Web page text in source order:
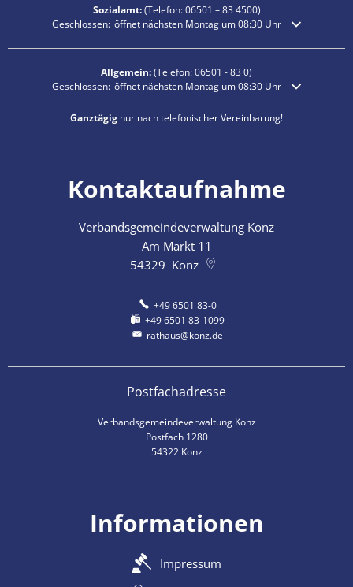
Sozialamt:(Telefon:06501 – 834500)
Klicken, um weitere Öffnungs- oder Schließzeiten auszublenden
Geschlossen: öffnet nächsten Montag um 08:30 Uhr
Allgemein:(Telefon:06501 - 83 0)
Klicken, um weitere Öffnungs- oder Schließzeiten auszublenden
Geschlossen: öffnet nächsten Montag um 08:30 Uhr
Ganztägig nur nach telefonischer Vereinbarung!
Kontaktaufnahme
Verbandsgemeindeverwaltung Konz
Am Markt 11
54329 Konz
+49 6501 83-0
+49 6501 83-1099
rathaus@konz.de
Postfachadresse
Verbandsgemeindeverwaltung Konz
Postfach 1280
54322 Konz
Informationen
Impressum